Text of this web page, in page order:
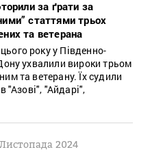
за ґрати за
статтями трьох
та ветерана
року у Південно-
ухвалили вироки трьом
та ветерану. Їх судили
"Азові", "Айдарі",
2024